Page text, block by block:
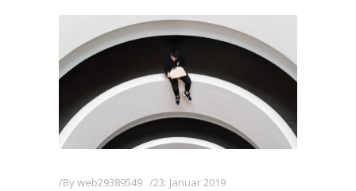
Byweb29389549 23. Januar 2019